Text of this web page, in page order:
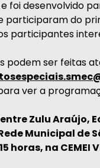
e foi desenvolvido
participaram do
participantes
podem ser feitas
ver a
Zulu Araújo,
Municipal de
15 horas, na